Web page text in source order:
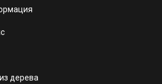
дерева